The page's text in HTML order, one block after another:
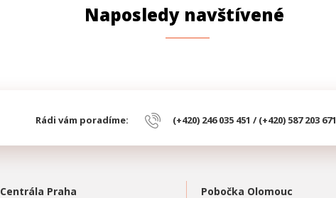
Naposledy navštívené
Rádi vám poradíme: (+420) 246 035 451 / (+420) 587 203 671
Centrála Praha Pobočka Olomouc